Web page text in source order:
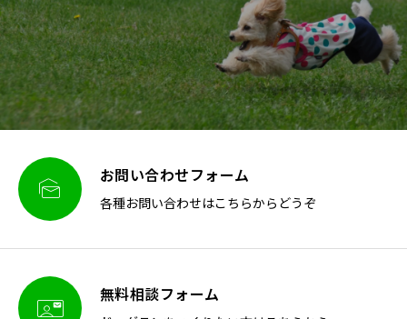
 お問い合わせフォーム
各種お問い合わせはこちらからどうぞ
 無料相談フォーム